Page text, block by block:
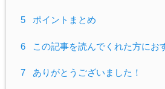
5 ポイントまとめ
6 この記事を読んでくれた方に
7 ありがとうございました！